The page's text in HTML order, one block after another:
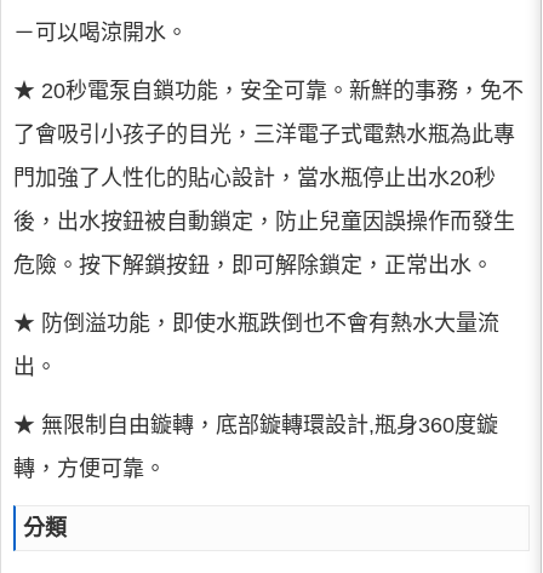
－可以喝涼開水。
★ 20秒電泵自鎖功能，安全可靠。新鮮的事務，免不
了會吸引小孩子的目光，三洋電子式電熱水瓶為此專
門加強了人性化的貼心設計，當水瓶停止出水20秒
後，出水按鈕被自動鎖定，防止兒童因誤操作而發生
危險。按下解鎖按鈕，即可解除鎖定，正常出水。
★ 防倒溢功能，即使水瓶跌倒也不會有熱水大量流
出。
★ 無限制自由鏇轉，底部鏇轉環設計,瓶身360度鏇
轉，方便可靠。
分類